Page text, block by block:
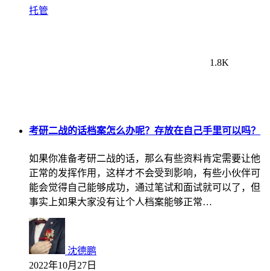
托管
1.8K
考研二战的话档案怎么办呢？存放在自己手里可以吗？
如果你准备考研二战的话，那么有些资料肯定需要让他
正常的发挥作用，这样才不会受到影响，有些小伙伴可
能会觉得自己能够成功，通过笔试和面试就可以了，但
事实上如果大家没有让个人档案能够正常…
沈德鹏
2022年10月27日